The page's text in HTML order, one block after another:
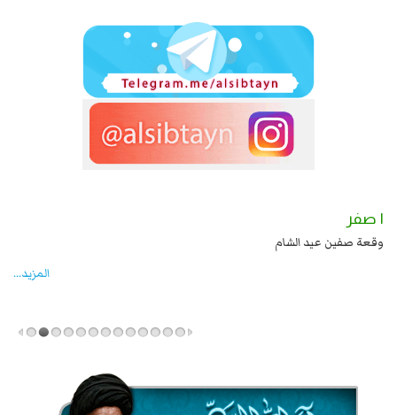
يزيد شهادة زيد بن علي بن الحسين عليهما السلام قتل صاحب الزنج